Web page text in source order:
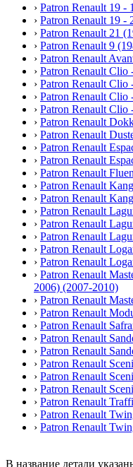
› Patron Renault 19 -
› Patron Renault 19 -
› Patron Renault 21
› Patron Renault 9
› Patron Renault
› Patron Renault Clio
› Patron Renault Clio
› Patron Renault Clio
› Patron Renault Clio
› Patron Renault
› Patron Renault
› Patron Renault
› Patron Renault
› Patron Renault
› Patron Renault
› Patron Renault
› Patron Renault
› Patron Renault
› Patron Renault
› Patron Renault
› Patron Renault
› Patron Renault
2006) (2007-2010)
› Patron Renault
› Patron Renault
› Patron Renault
› Patron Renault
› Patron Renault
› Patron Renault
› Patron Renault
› Patron Renault
› Patron Renault
› Patron Renault
› Patron Renault
В название детали